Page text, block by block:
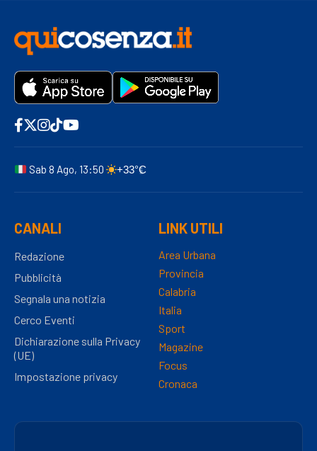
Sab 8 Ago, 13:50 +33°C
CANALI
Redazione
Pubblicità
Segnala una notizia
Cerco Eventi
Dichiarazione sulla Privacy
(UE)
Impostazione privacy
LINK UTILI
Area Urbana
Provincia
Calabria
Italia
Sport
Magazine
Focus
Cronaca